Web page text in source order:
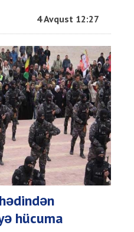
4 Avqust 12:27
hücuma